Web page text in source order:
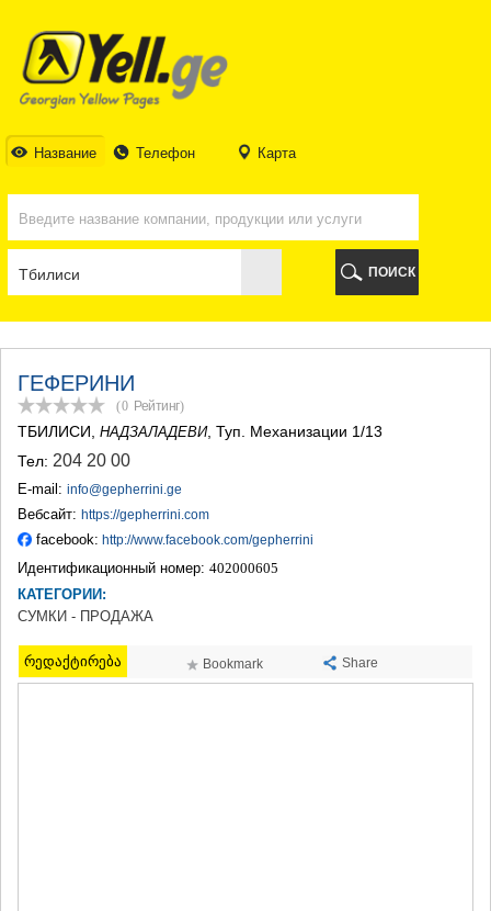
Название Телефон Карта
ТБИЛИСИ
ТБИЛИСИ
АБХАЗИЯ
ГАЛИ
БАТУМИ
КОБУЛЕТИ
ШУАХЕВИ
ЧАКВИ
ОЗУРГЕТИ
ЧОХАТАУРИ
УРЕКИ
ИМЕРЕТИЯ
БАГДАТИ
ВАНИ
ЗЕСТАФОНИ
ТЕРДЖОЛА
САМТРЕДИА
ТКИБУЛИ
КУТАИСИ
ЦКАЛТУБО
ХАРАГАУЛИ
ХОНИ
ПОИСК
ГЕФЕРИНИ
(0 Рейтинг)
ТБИЛИСИ НАДЗАЛАДЕВИ, Туп. Механизации 1/13
Тел: 204 20 00
E-mail: info@gepherrini.ge
Вебсайт: https://gepherrini.com
facebook: http://www.facebook.com/gepherrini
Идентификационный номер: 402000605
КАТЕГОРИИ:
СУМКИ - ПРОДАЖА
რედაქტირება Bookmark Share